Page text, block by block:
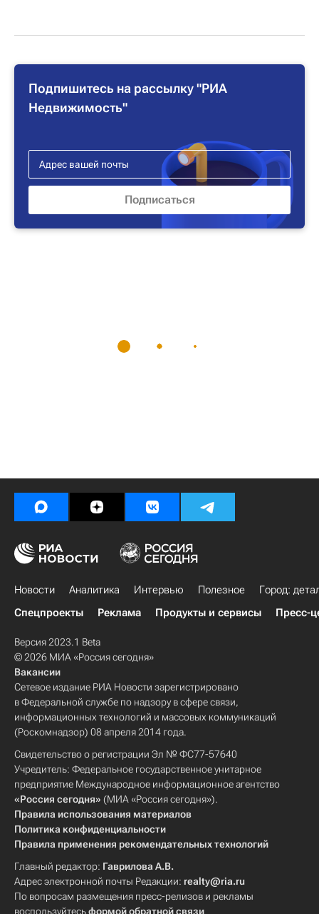
Подпишитесь на рассылку "РИА
Недвижимость"
Новости Аналитика Интервью Полезное
Город:
Спецпроекты
Реклама Продукты и сервисы Пресс-
Версия 2023.1 Beta
© 2026 МИА «Россия сегодня»
Вакансии
Сетевое издание РИА Новости зарегистрировано
в Федеральной службе по надзору в сфере связи,
информационных технологий и массовых коммуникаций
(Роскомнадзор) 08 апреля 2014 года.
Свидетельство о регистрации Эл № ФС77-57640
Учредитель: Федеральное государственное унитарное
предприятие Международное информационное агентство
«Россия сегодня» (МИА «Россия сегодня»).
Правила использования материалов
Политика конфиденциальности
Правила применения рекомендательных технологий
Главный редактор: Гаврилова А.В.
Адрес электронной почты Редакции: realty@ria.ru
По вопросам размещения пресс-релизов и рекламы
воспользуйтесьформой обратной связи